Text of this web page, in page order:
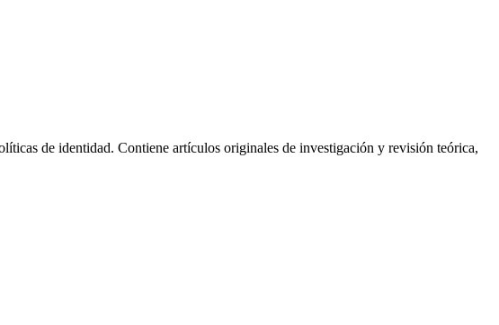
de identidad. Contiene artículos originales de investigación y revisión teórica,